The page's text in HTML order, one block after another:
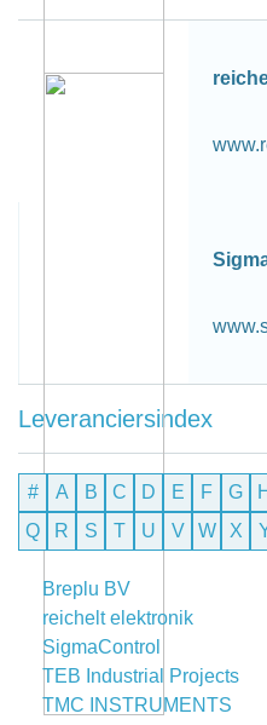
Leveranciersindex
# A B C D E F G H
Q
R S T U V W X
Breplu BV
reichelt elektronik
SigmaControl
TEB Industrial Projects
TMC INSTRUMENTS